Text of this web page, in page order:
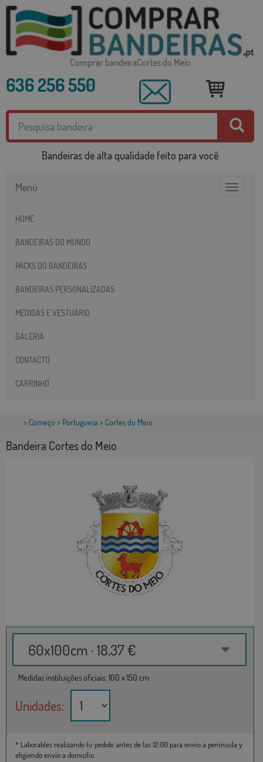
Comprar bandeiraCortes do Meio
636 256 550
Bandeiras de alta qualidade feito para você
Toggle
Menú
HOME
BANDEIRAS DO MUNDO
PACKS DO BANDEIRAS
BANDEIRAS PERSONALIZADAS
MEDIDAS E VESTUÁRIO
GALERIA
CONTACTO
CARRINHO
> Começo > Portuguesa> Cortes do Meio
Bandeira Cortes do Meio
60x100cm · 18,37 €
Medidas instituições oficiais: 100 x 150 cm
Unidades:
* Laborables realizando tu pedido antes de las 12:00 para envío a península y
eligiendo envío a domicilio.